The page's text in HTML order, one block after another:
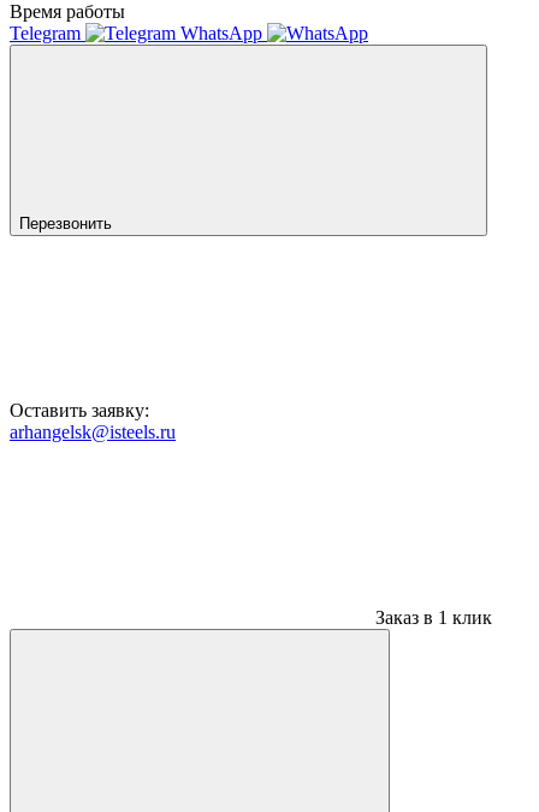
Время работы
Telegram
WhatsApp
Перезвонить
Оставить заявку:
arhangelsk@isteels.ru
Заказ в 1 клик